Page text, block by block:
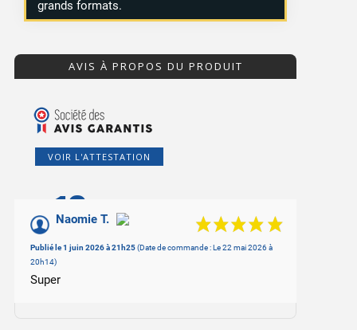
grands formats.
AVIS À PROPOS DU PRODUIT
VOIR L'ATTESTATION
10/10
Basé sur 1 avis
Naomie T.
Publié le 1 juin 2026 à 21h25(Date de commande : Le 22 mai 2026 à
20h14)
Super